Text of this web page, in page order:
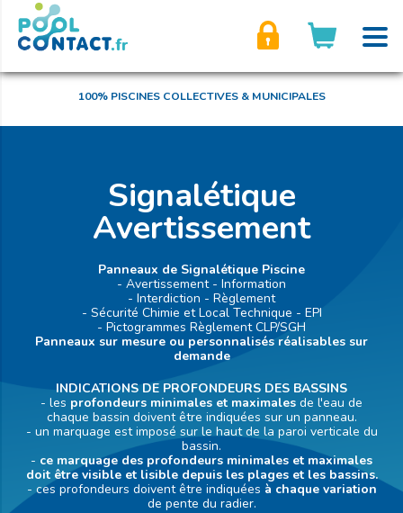
100% PISCINES COLLECTIVES & MUNICIPALES
Signalétique
Avertissement
Panneaux de Signalétique Piscine
- Avertissement - Information
- Interdiction - Règlement
- Sécurité Chimie et Local Technique - EPI
- Pictogrammes Règlement CLP/SGH
Panneaux sur mesure ou personnalisés réalisables sur
demande
INDICATIONS DE PROFONDEURS DES BASSINS
- les profondeurs minimales et maximales de l'eau de
chaque bassin doivent être indiquées sur un panneau.
- un marquage est imposé sur le haut de la paroi verticale du
bassin.
- ce marquage des profondeurs minimales et maximales
doit être visible et lisible depuis les plages et les bassins.
- ces profondeurs doivent être indiquées à chaque variation
de pente du radier.